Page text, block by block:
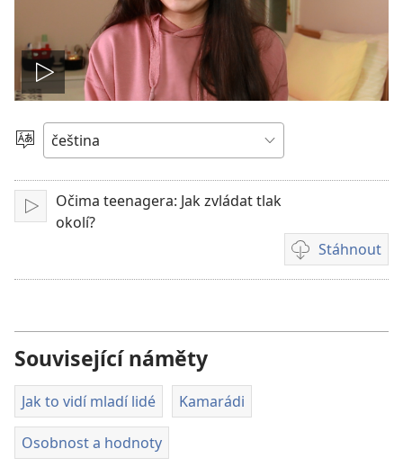
Přehrát
video
Vyberte
jazyk
Přehrát
Očima teenagera: Jak zvládat tlak
okolí?
Stáhnout
Formáty
videonahrávek
Související náměty
Jak to vidí mladí lidé Kamarádi
Osobnost a hodnoty